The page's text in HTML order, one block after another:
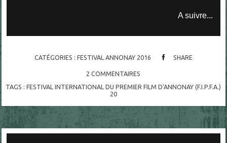
A suivre...
CATÉGORIES : FESTIVAL ANNONAY 2016 SHARE
2 COMMENTAIRES
TAGS :FESTIVAL INTERNATIONAL DU PREMIER FILM D'ANNONAY (F.I.P.F.A.)
20